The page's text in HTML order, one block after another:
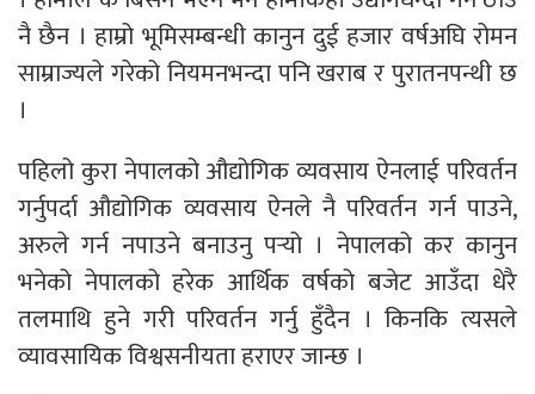
नै छैन । हाम्रो भूमिसम्बन्धी कानुन दुई हजार वर्षअघि रोमन
साम्राज्यले गरेको नियमनभन्दा पनि खराब र पुरातनपन्थी छ
।
पहिलो कुरा नेपालको औद्योगिक व्यवसाय ऐनलाई परिवर्तन
गर्नुपर्दा औद्योगिक व्यवसाय ऐनले नै परिवर्तन गर्न पाउने,
अरुले गर्न नपाउने बनाउनु पर्‍यो । नेपालको कर कानुन
भनेको नेपालको हरेक आर्थिक वर्षको बजेट आउँदा धेरै
तलमाथि हुने गरी परिवर्तन गर्नु हुँदैन । किनकि त्यसले
व्यावसायिक विश्वसनीयता हराएर जान्छ ।